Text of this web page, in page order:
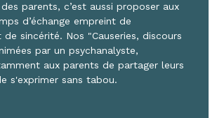
parents, c’est aussi proposer aux
d’échange empreint de
sincérité. Nos "Causeries, discours
par un psychanalyste,
aux parents de partager leurs
s'exprimer sans tabou.